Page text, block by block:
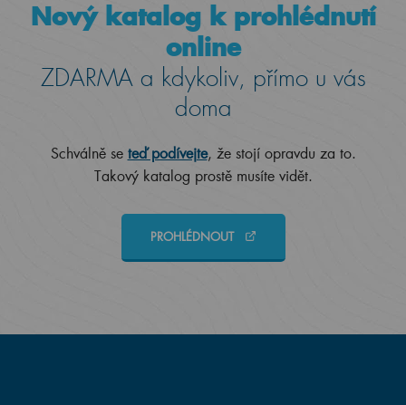
Nový katalog k prohlédnutí
online
ZDARMA a kdykoliv, přímo u vás
doma
Schválně se teď podívejte, že stojí opravdu za to.
Takový katalog prostě musíte vidět.
PROHLÉDNOUT